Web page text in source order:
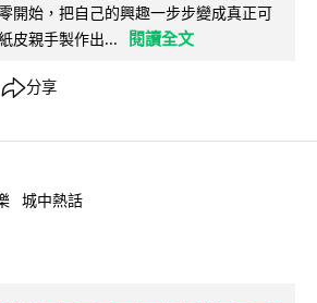
開始，把自己的興趣一步步變成真正可
皮親手製作出...
閱讀全文
分享
城中熱話